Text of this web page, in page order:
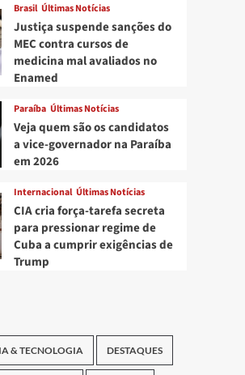
Brasil Últimas Notícias
Justiça suspende sanções do
MEC contra cursos de
medicina mal avaliados no
Enamed
Paraíba Últimas Notícias
Veja quem são os candidatos
a vice-governador na Paraíba
em 2026
Internacional Últimas Notícias
CIA cria força-tarefa secreta
para pressionar regime de
Cuba a cumprir exigências de
Trump
& TECNOLOGIA DESTAQUES